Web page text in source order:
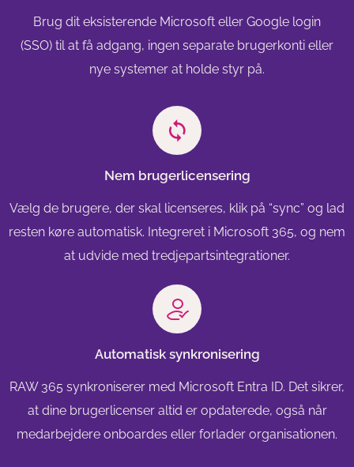
Brug dit eksisterende Microsoft eller Google login
(SSO) til at få adgang, ingen separate brugerkonti eller
nye systemer at holde styr på.
Nem brugerlicensering
Vælg de brugere, der skal licenseres, klik på “sync” og lad
resten køre automatisk. Integreret i Microsoft 365, og nem
at udvide med tredjepartsintegrationer.
Automatisk synkronisering
RAW 365 synkroniserer med Microsoft Entra ID. Det sikrer,
at dine brugerlicenser altid er opdaterede, også når
medarbejdere onboardes eller forlader organisationen.